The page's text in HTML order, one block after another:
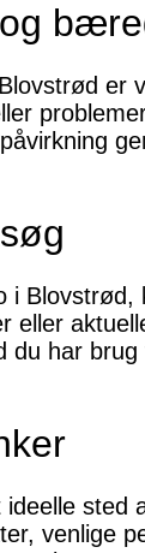
er
i
eller
du har
sted
venlige